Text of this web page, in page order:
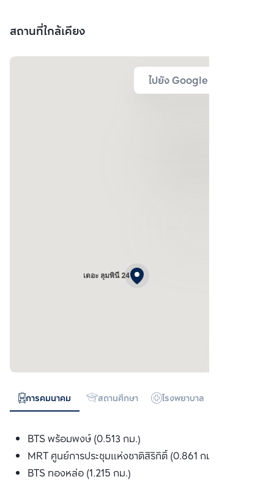
สถานที่ใกล้เคียง
ไปยัง Google Map
เดอะ ลุมพินี 24
การคมนาคม สถานศึกษา โรงพยาบาล
BTS พร้อมพงษ์ (0.513 กม.)
MRT ศูนย์การประชุมแห่งชาติสิริกิติ์ (0.861 กม.)
BTS ทองหล่อ (1.215 กม.)